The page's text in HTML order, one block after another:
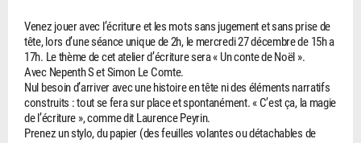
Venez jouer avec l’écriture et les mots sans jugement et sans prise de
tête, lors d’une séance unique de 2h, le mercredi 27 décembre de 15h a
17h. Le thème de cet atelier d’écriture sera « Un conte de Noël ».
Avec Nepenth S et Simon Le Comte.
Nul besoin d’arriver avec une histoire en tête ni des éléments narratifs
construits : tout se fera sur place et spontanément. « C’est ça, la magie
de l’écriture », comme dit Laurence Peyrin.
Prenez un stylo, du papier (des feuilles volantes ou détachables de